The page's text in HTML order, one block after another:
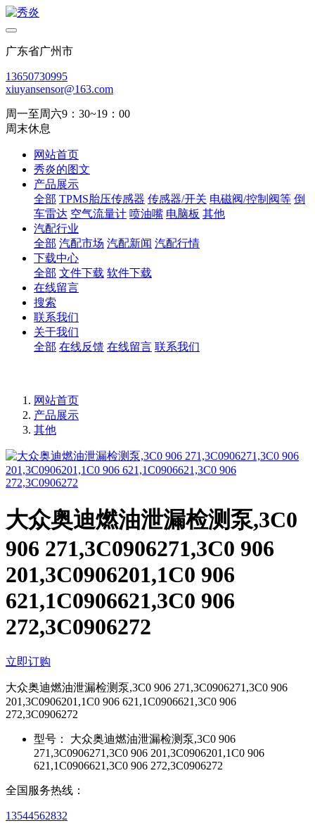
广东省广州市
13650730995
xiuyansensor@163.com
周一至周六9：30~19：00
周末休息
网站首页
秀炎的图文
产品展示
全部 TPMS胎压传感器 传感器/开关 电磁阀/控制阀等 倒
车雷达 空气流量计 喷油嘴 电脑板 其他
汽配行业
全部 汽配市场 汽配新闻 汽配行情
下载中心
全部 文件下载 软件下载
在线留言
搜索
联系我们
关于我们
全部 在线反馈 在线留言 联系我们
网站首页
产品展示
其他
大众奥迪燃油泄漏检测泵,3C0
906 271,3C0906271,3C0 906
201,3C0906201,1C0 906
621,1C0906621,3C0 906
272,3C0906272
立即订购
大众奥迪燃油泄漏检测泵,3C0 906 271,3C0906271,3C0 906
201,3C0906201,1C0 906 621,1C0906621,3C0 906
272,3C0906272
型号：
大众奥迪燃油泄漏检测泵,3C0 906
271,3C0906271,3C0 906 201,3C0906201,1C0 906
621,1C0906621,3C0 906 272,3C0906272
全国服务热线：
13544562832